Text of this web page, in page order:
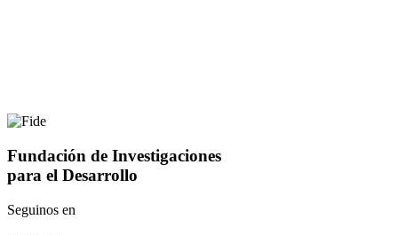
Fundación de Investigaciones
para el Desarrollo
Seguinos en